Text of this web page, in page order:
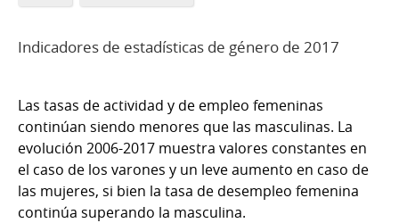
Indicadores de estadísticas de género de 2017
Las tasas de actividad y de empleo femeninas
continúan siendo menores que las masculinas. La
evolución 2006-2017 muestra valores constantes en
el caso de los varones y un leve aumento en caso de
las mujeres, si bien la tasa de desempleo femenina
continúa superando la masculina.